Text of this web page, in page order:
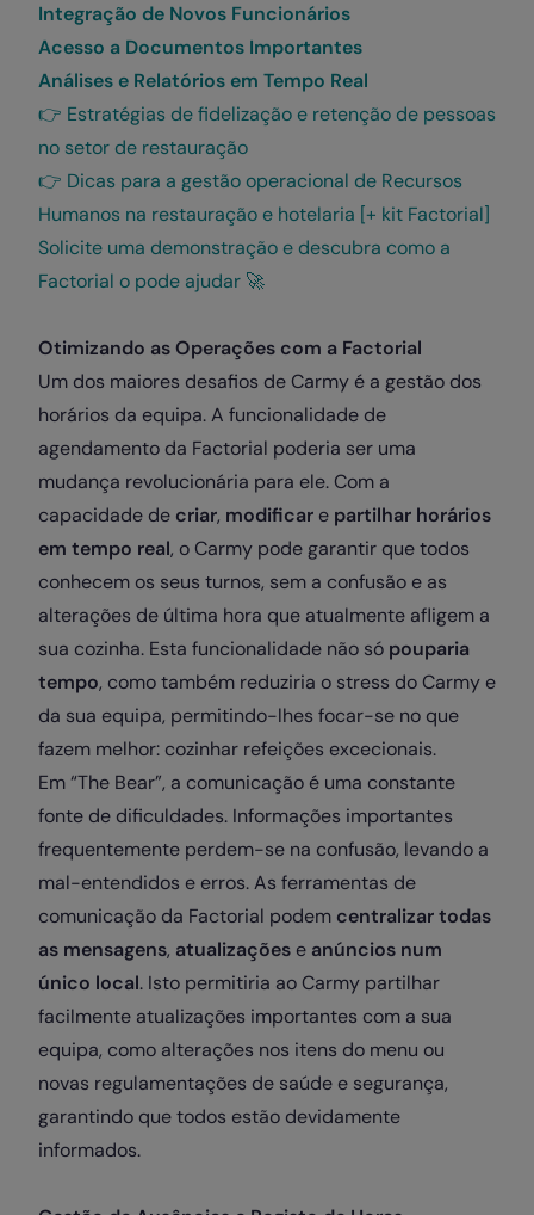
Integração de Novos Funcionários
Acesso a Documentos Importantes
Análises e Relatórios em Tempo Real
👉 Estratégias de fidelização e retenção de pessoas
no setor de restauração
👉 Dicas para a gestão operacional de Recursos
Humanos na restauração e hotelaria [+ kit Factorial]
Solicite uma demonstração e descubra como a
Factorial o pode ajudar 🚀
Otimizando as Operações com a Factorial
Um dos maiores desafios de Carmy é a gestão dos
horários da equipa. A funcionalidade de
agendamento da Factorial poderia ser uma
mudança revolucionária para ele. Com a
capacidade de criar, modificar e partilhar horários
em tempo real, o Carmy pode garantir que todos
conhecem os seus turnos, sem a confusão e as
alterações de última hora que atualmente afligem a
sua cozinha. Esta funcionalidade não só pouparia
tempo, como também reduziria o stress do Carmy e
da sua equipa, permitindo-lhes focar-se no que
fazem melhor: cozinhar refeições excecionais.
Em “The Bear”, a comunicação é uma constante
fonte de dificuldades. Informações importantes
frequentemente perdem-se na confusão, levando a
mal-entendidos e erros. As ferramentas de
comunicação da Factorial podem centralizar todas
as mensagens, atualizações e anúncios num
único local. Isto permitiria ao Carmy partilhar
facilmente atualizações importantes com a sua
equipa, como alterações nos itens do menu ou
novas regulamentações de saúde e segurança,
garantindo que todos estão devidamente
informados.